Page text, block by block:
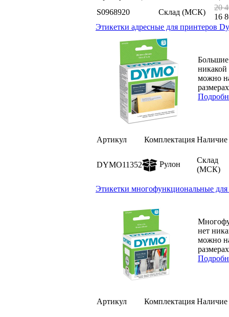
S0968920
Склад (МСК)
20
16
Этикетки адресные для принтеров
никакой
можно
Артикул Комплектация Наличие
DYMO11352 Рулон
Склад
(МСК)
Этикетки многофункциональные
нет
можно
Артикул Комплектация Наличие